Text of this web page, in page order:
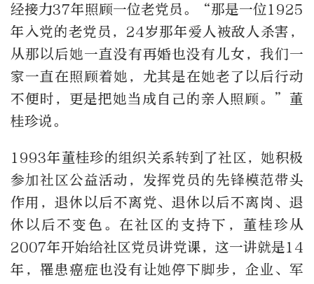
经接力37年照顾一位老党员。“那是一位1925
年入党的老党员，24岁那年爱人被敌人杀害，
从那以后她一直没有再婚也没有儿女，我们一
家一直在照顾着她，尤其是在她老了以后行动
不便时，更是把她当成自己的亲人照顾。”董
桂珍说。
1993年董桂珍的组织关系转到了社区，她积极
参加社区公益活动，发挥党员的先锋模范带头
作用，退休以后不离党、退休以后不离岗、退
休以后不变色。在社区的支持下，董桂珍从
2007年开始给社区党员讲党课，这一讲就是14
年，罹患癌症也没有让她停下脚步，企业、军